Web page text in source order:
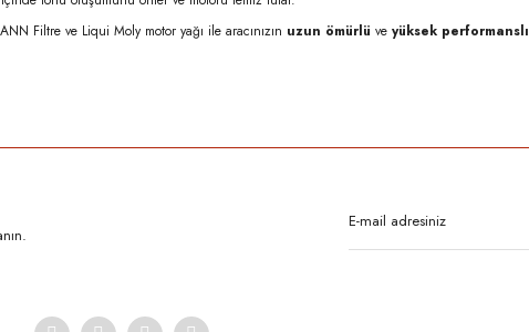
Filtre ve Liqui Moly motor yağı ile aracınızın uzun ömürlü ve yüksek performanslı